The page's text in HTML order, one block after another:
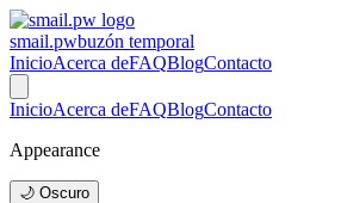
smail.pwbuzón temporal
InicioAcerca deFAQBlogContacto
InicioAcerca deFAQBlogContacto
Appearance
🌙 Oscuro